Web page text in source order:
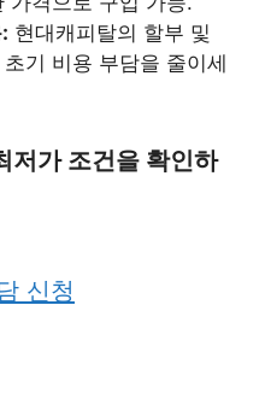
현대캐피탈의 할부 및
기 비용 부담을 줄이세
저가 조건을 확인하
신청